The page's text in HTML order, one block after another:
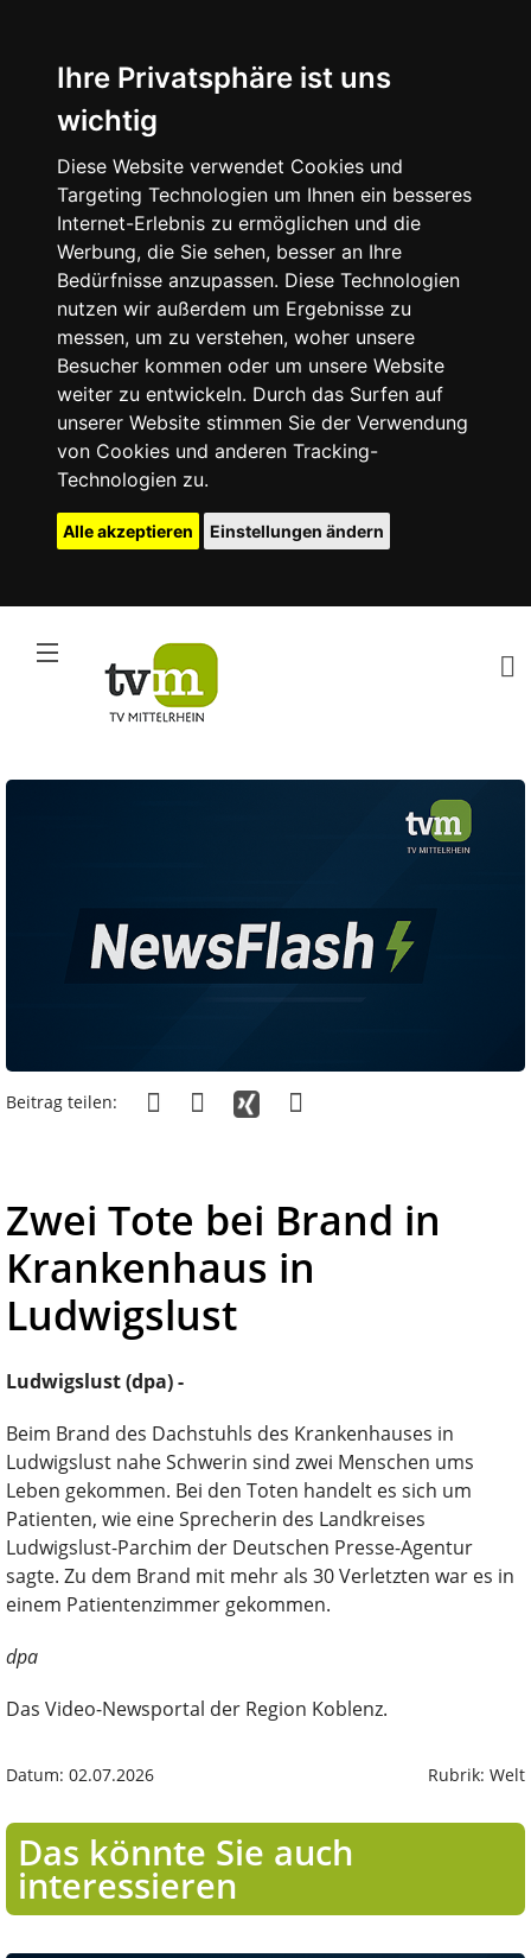
Ihre Privatsphäre ist uns
wichtig
Diese Website verwendet Cookies und
Targeting Technologien um Ihnen ein besseres
Internet-Erlebnis zu ermöglichen und die
Werbung, die Sie sehen, besser an Ihre
Bedürfnisse anzupassen. Diese Technologien
nutzen wir außerdem um Ergebnisse zu
messen, um zu verstehen, woher unsere
Besucher kommen oder um unsere Website
weiter zu entwickeln. Durch das Surfen auf
unserer Website stimmen Sie der Verwendung
von Cookies und anderen Tracking-
Technologien zu.
Alle akzeptieren Einstellungen ändern
Beitrag teilen:
Zwei Tote bei Brand in
Krankenhaus in
Ludwigslust
Ludwigslust (dpa) -
Beim Brand des Dachstuhls des Krankenhauses in
Ludwigslust nahe Schwerin sind zwei Menschen ums
Leben gekommen. Bei den Toten handelt es sich um
Patienten, wie eine Sprecherin des Landkreises
Ludwigslust-Parchim der Deutschen Presse-Agentur
sagte. Zu dem Brand mit mehr als 30 Verletzten war es in
einem Patientenzimmer gekommen.
dpa
Das Video-Newsportal der Region Koblenz.
Datum: 02.07.2026 Rubrik: Welt
Das könnte Sie auch
interessieren